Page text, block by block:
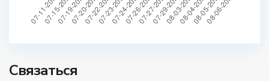
Связаться